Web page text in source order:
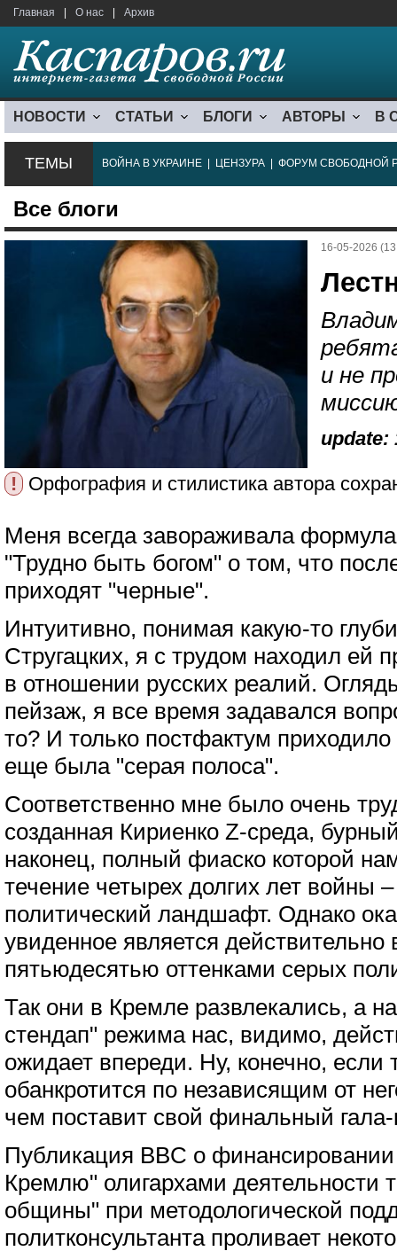
Главная О нас Архив
НОВОСТИ СТАТЬИ БЛОГИ АВТОРЫ В
ТЕМЫ ВОЙНА В УКРАИНЕ ЦЕНЗУРА ФОРУМ СВОБОДНОЙ
Все блоги
16-05-2026
и не
update:
! Орфография и стилистика автора
Меня всегда завораживала
"Трудно быть богом" о том, что
приходят "черные".
Интуитивно, понимая какую-то
Стругацких, я с трудом находил ей
в отношении русских реалий.
пейзаж, я все время задавался
то? И только постфактум
еще была "серая полоса".
Соответственно мне было очень
созданная Кириенко Z-среда,
наконец, полный фиаско которой
течение четырех долгих лет войны
политический ландшафт. Однако
увиденное является действительно
пятьюдесятью оттенками серых
Так они в Кремле развлекались, а
стендап" режима нас, видимо,
ожидает впереди. Ну, конечно, если
обанкротится по независящим от
чем поставит свой финальный гала-
Публикация BBC о
Кремлю" олигархами деятельности
общины" при методологической
политконсультанта проливает